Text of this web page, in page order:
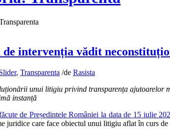
intervenția vădit
, Transparenta /de Rasista
unui litigiu privind transparența
instanță
de Președintele României la data de 15 iulie
juridice care face obiectul unui litigiu aflat în curs de